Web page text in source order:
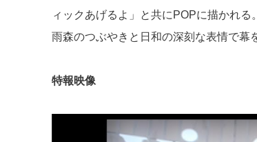
ィックあげるよ」と共にPOPに描かれ
雨森のつぶやきと日和の深刻な表情で幕
特報映像